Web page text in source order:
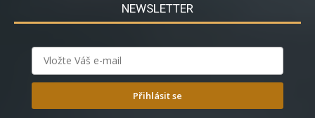
NEWSLETTER
Přihlásit se